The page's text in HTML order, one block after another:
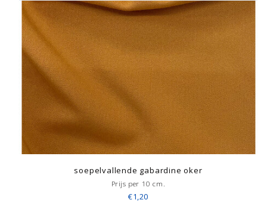
soepelvallende gabardine oker
Prijs per 10 cm.
€1,20